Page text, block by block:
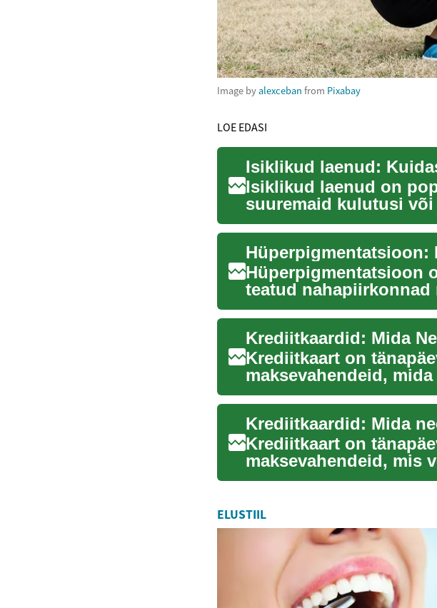
Image byalexceban from Pixabay
LOE EDASI
Isiklikud laenud:
Isiklikud laenud on
suuremaid kulutusi
võlgasid. N...
Hüperpigmentatsioon
teatud
tumedamaks. See on ...
Krediitkaart on
maksevahendeid,
maailma. See
Krediitkaart on
maksevahendeid, mis
kasutamata. See on
ELUSTIIL